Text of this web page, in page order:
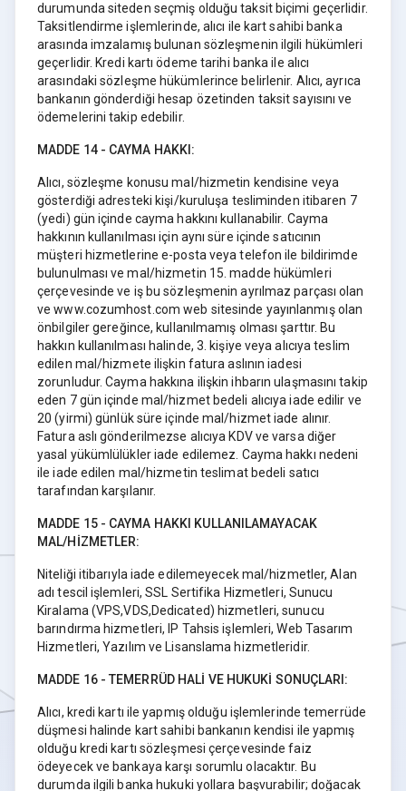
durumunda siteden seçmiş olduğu taksit biçimi geçerlidir.
Taksitlendirme işlemlerinde, alıcı ile kart sahibi banka
arasında imzalamış bulunan sözleşmenin ilgili hükümleri
geçerlidir. Kredi kartı ödeme tarihi banka ile alıcı
arasındaki sözleşme hükümlerince belirlenir. Alıcı, ayrıca
bankanın gönderdiği hesap özetinden taksit sayısını ve
ödemelerini takip edebilir.
MADDE 14 - CAYMA HAKKI:
Alıcı, sözleşme konusu mal/hizmetin kendisine veya
gösterdiği adresteki kişi/kuruluşa tesliminden itibaren 7
(yedi) gün içinde cayma hakkını kullanabilir. Cayma
hakkının kullanılması için aynı süre içinde satıcının
müşteri hizmetlerine e-posta veya telefon ile bildirimde
bulunulması ve mal/hizmetin 15. madde hükümleri
çerçevesinde ve iş bu sözleşmenin ayrılmaz parçası olan
ve www.cozumhost.com web sitesinde yayınlanmış olan
önbilgiler gereğince, kullanılmamış olması şarttır. Bu
hakkın kullanılması halinde, 3. kişiye veya alıcıya teslim
edilen mal/hizmete ilişkin fatura aslının iadesi
zorunludur. Cayma hakkına ilişkin ihbarın ulaşmasını takip
eden 7 gün içinde mal/hizmet bedeli alıcıya iade edilir ve
20 (yirmi) günlük süre içinde mal/hizmet iade alınır.
Fatura aslı gönderilmezse alıcıya KDV ve varsa diğer
yasal yükümlülükler iade edilemez. Cayma hakkı nedeni
ile iade edilen mal/hizmetin teslimat bedeli satıcı
tarafından karşılanır.
MADDE 15 - CAYMA HAKKI KULLANILAMAYACAK
MAL/HİZMETLER:
Niteliği itibarıyla iade edilemeyecek mal/hizmetler, Alan
adı tescil işlemleri, SSL Sertifika Hizmetleri, Sunucu
Kiralama (VPS,VDS,Dedicated) hizmetleri, sunucu
barındırma hizmetleri, IP Tahsis işlemleri, Web Tasarım
Hizmetleri, Yazılım ve Lisanslama hizmetleridir.
MADDE 16 - TEMERRÜD HALİ VE HUKUKİ SONUÇLARI:
Alıcı, kredi kartı ile yapmış olduğu işlemlerinde temerrüde
düşmesi halinde kart sahibi bankanın kendisi ile yapmış
olduğu kredi kartı sözleşmesi çerçevesinde faiz
ödeyecek ve bankaya karşı sorumlu olacaktır. Bu
durumda ilgili banka hukuki yollara başvurabilir; doğacak